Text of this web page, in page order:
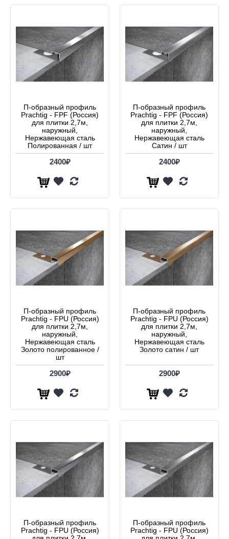
П-образный профиль
Prachtig - FPF (Россия)
для плитки 2,7м,
наружный,
Нержавеющая сталь
Полированная / шт
2400₽
П-образный профиль
Prachtig - FPF (Россия)
для плитки 2,7м,
наружный,
Нержавеющая сталь
Сатин / шт
2400₽
П-образный профиль
Prachtig - FPU (Россия)
для плитки 2,7м,
наружный,
Нержавеющая сталь
Золото полированное /
шт
2900₽
П-образный профиль
Prachtig - FPU (Россия)
для плитки 2,7м,
наружный,
Нержавеющая сталь
Золото сатин / шт
2900₽
П-образный профиль
Prachtig - FPU (Россия)
П-образный профиль
Prachtig - FPU (Россия)